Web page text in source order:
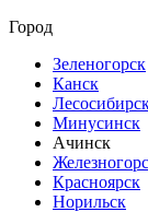
Город
Зеленогорск
Канск
Минусинск
Ачинск
Красноярск
Норильск